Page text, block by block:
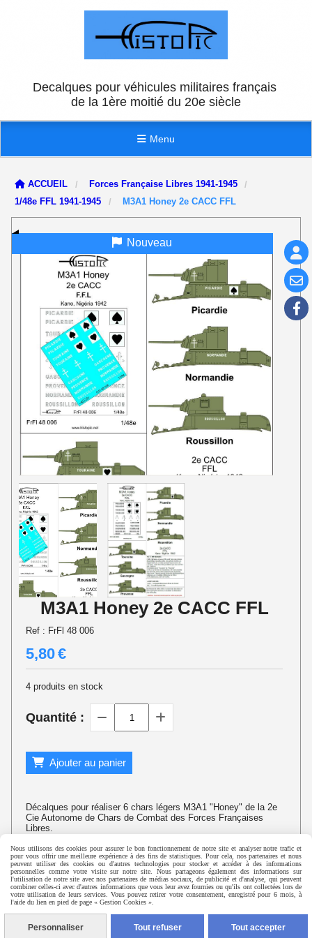
Decalques pour véhicules militaires français
de la 1ère moitié du 20e siècle
Menu
ACCUEIL
Forces Française Libres 1941-1945
1/48e FFL 1941-1945
M3A1 Honey 2e CACC FFL
Nouveau
M3A1 Honey 2e CACC FFL
Ref : FrFl 48 006
5,80€
4 produits en stock
Quantité :
Ajouter au panier
Décalques pour réaliser 6 chars légers M3A1 "Honey" de la 2e
Cie Autonome de Chars de Combat des Forces Françaises
Libres.
©Histopic 2015 - Laurent Deneu
Facebook est désactivé.
Mentions Légales
Conditions générales de vente
Gestion cookies
Nous utilisons des cookies pour assurer le bon fonctionnement de notre site et analyser notre trafic et
pour vous offrir une meilleure expérience à des fins de statistiques. Pour cela, nos partenaires et nous
peuvent utiliser des cookies ou d'autres technologies pour stocker et accéder à des informations
personnelles comme votre visite sur notre site. Nous partageons également des informations sur
l'utilisation de notre site avec nos partenaires de médias sociaux, de publicité et d'analyse, qui peuvent
combiner celles-ci avec d'autres informations que vous leur avez fournies ou qu'ils ont collectées lors de
votre utilisation de leurs services. Vous pouvez retirer votre consentement, enregistré pour 6 mois, à
l'aide du lien en pied de page « Gestion Cookies ».
Personnaliser Tout refuser Tout accepter